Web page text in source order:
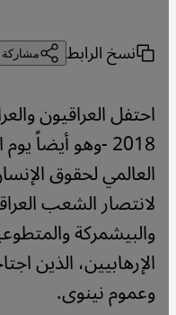
نسخ الرابط مشاركة
2018 -وهو أيضاً
العالمي لحقوق
لانتصار الشعب
والبيشمركة
الإرهابيين، الذين
وعموم نينوى.